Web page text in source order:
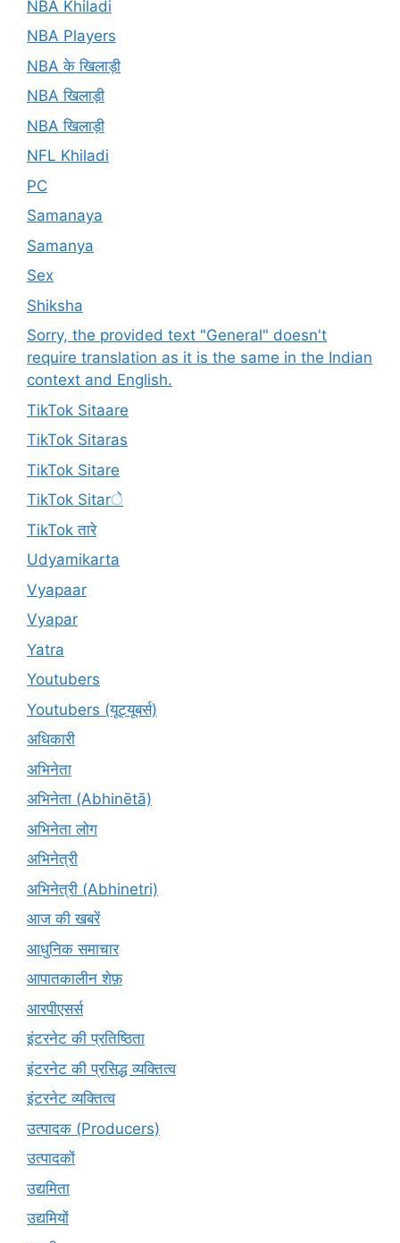
NBA Khiladi
NBA Players
NBA के खिलाड़ी
NBA खिलाड़ी
NBA खिलाड़ी
NFL Khiladi
PC
Samanaya
Samanya
Sex
Shiksha
Sorry, the provided text "General" doesn't
require translation as it is the same in the Indian
context and English.
TikTok Sitaare
TikTok Sitaras
TikTok Sitare
TikTok Sitarे
TikTok तारे
Udyamikarta
Vyapaar
Vyapar
Yatra
Youtubers
Youtubers (यूट्यूबर्स)
अधिकारी
अभिनेता
अभिनेता (Abhinētā)
अभिनेता लोग
अभिनेत्री
अभिनेत्री (Abhinetri)
आज की खबरें
आधुनिक समाचार
आपातकालीन शेफ़
आरपीएसर्स
इंटरनेट की प्रतिष्ठिता
इंटरनेट की प्रसिद्ध व्यक्तित्व
इंटरनेट व्यक्तित्व
उत्पादक (Producers)
उत्पादकों
उद्यमिता
उद्यमियों